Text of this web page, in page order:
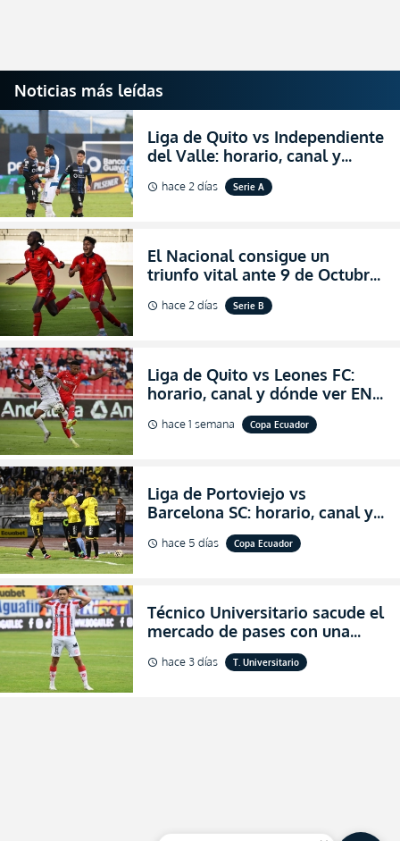
Noticias más leídas
Liga de Quito vs Independiente
del Valle: horario, canal y
dónde ver EN VIVO el
partidazo por la fecha 24 de la
schedule hace 2 días Serie A
El Nacional consigue un
triunfo vital ante 9 de Octubre
para encender la fe en la
salvación
schedule hace 2 días Serie B
Liga de Quito vs Leones FC:
horario, canal y dónde ver EN
VIVO los octavos de final de la
Copa Ecuador 2026
schedule hace 1 semana Copa Ecuador
Liga de Portoviejo vs
Barcelona SC: horario, canal y
dónde ver EN VIVO los octavos
de final de la Copa Ecuador
schedule hace 5 días Copa Ecuador
Técnico Universitario sacude el
mercado de pases con una
verdadera revolución para
asegurar la permanencia
schedule hace 3 días T. Universitario